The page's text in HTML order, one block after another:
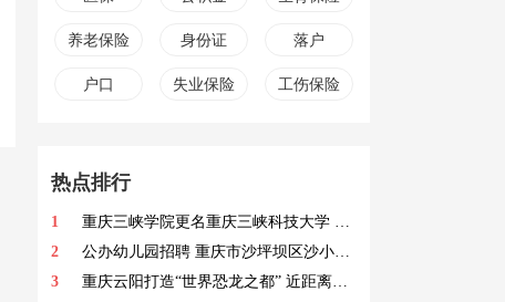
养老保险 身份证 落户
户口 失业保险 工伤保险
热点排行
1
重庆三峡学院更名重庆三峡科技大学 今天公示
2
公办幼儿园招聘 重庆市沙坪坝区沙小盛德幼儿园招聘
3
重庆云阳打造“世界恐龙之都” 近距离感受恐龙世界